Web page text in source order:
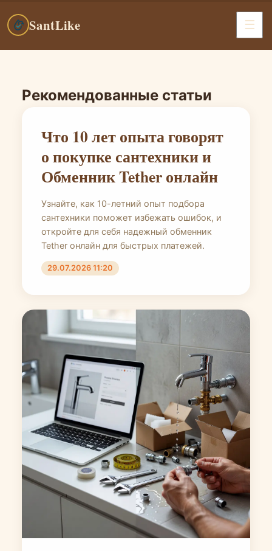
SantLike
SantLike — интернет-
Рекомендованные статьи
Что 10 лет опыта говорят
о покупке сантехники и
Обменник Tether онлайн
Узнайте, как 10-летний опыт подбора
сантехники поможет избежать ошибок, и
откройте для себя надежный обменник
Tether онлайн для быстрых платежей.
29.07.2026 11:20